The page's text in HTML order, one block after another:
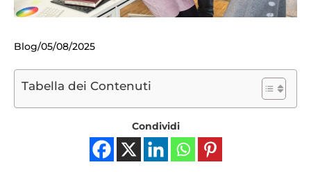
Blog 05/08/2025
Tabella dei Contenuti
Condividi